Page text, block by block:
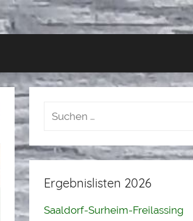
Ergebnislisten 2026
Saaldorf-Surheim-Freilassing